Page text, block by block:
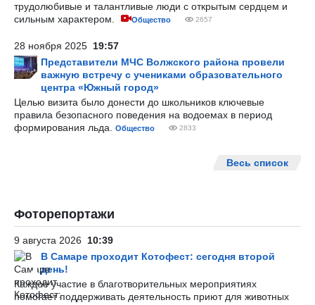
трудолюбивые и талантливые люди с открытым сердцем и
сильным характером.
Общество 2657
28 ноября 2025 19:57
Представители МЧС Волжского района провели
важную встречу с учениками образовательного
центра «Южный город»
Целью визита было донести до школьников ключевые
правила безопасного поведения на водоемах в период
формирования льда.
Общество 2833
Весь список
Фоторепортажи
9 августа 2026 10:39
В Самаре проходит Котофест: сегодня второй
день!
Каждое участие в благотворительных мероприятиях
помогает поддерживать деятельность приют для животных